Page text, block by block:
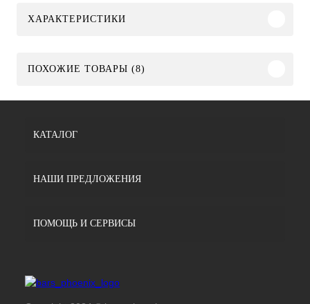
ХАРАКТЕРИСТИКИ
ПОХОЖИЕ ТОВАРЫ (8)
КАТАЛОГ
НАШИ ПРЕДЛОЖЕНИЯ
ПОМОЩЬ И СЕРВИСЫ